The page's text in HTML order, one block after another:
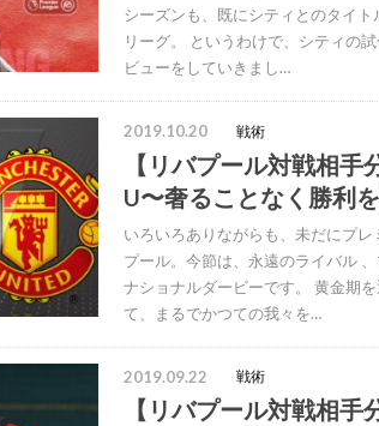
シーズンも、既にシティとのタイ
リーグ。 というわけで、シティの
ビューをしていきまし…
2019.10.20 戦術
【リバプール対戦相手
U〜奢ることなく勝利
いろいろありながらも、未だにプ
プール。今節は、永遠のライバル
ナショナルダービーです。 黄金期
て、まるでかつての我々を…
2019.09.22 戦術
【リバプール対戦相手